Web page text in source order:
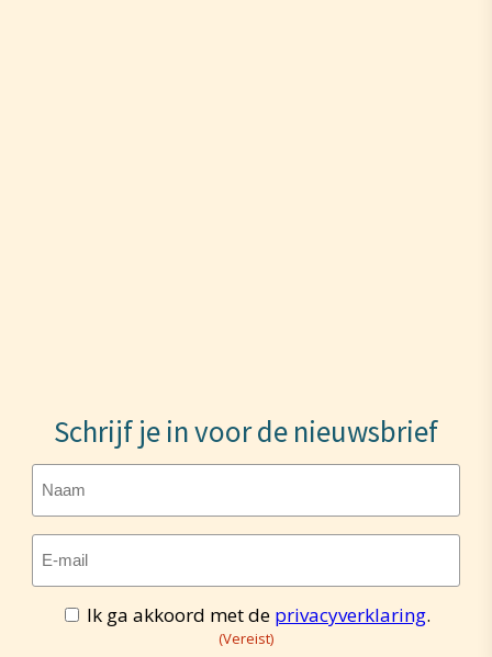
Schrijf je in voor de nieuwsbrief
Naam
E-
mailadres(Vereist)
Toestemming(Vereist)
Ik ga akkoord met de privacyverklaring.
(Vereist)